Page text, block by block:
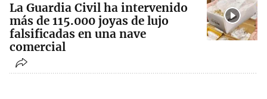
La Guardia Civil ha intervenido
más de 115.000 joyas de lujo
falsificadas en una nave
comercial